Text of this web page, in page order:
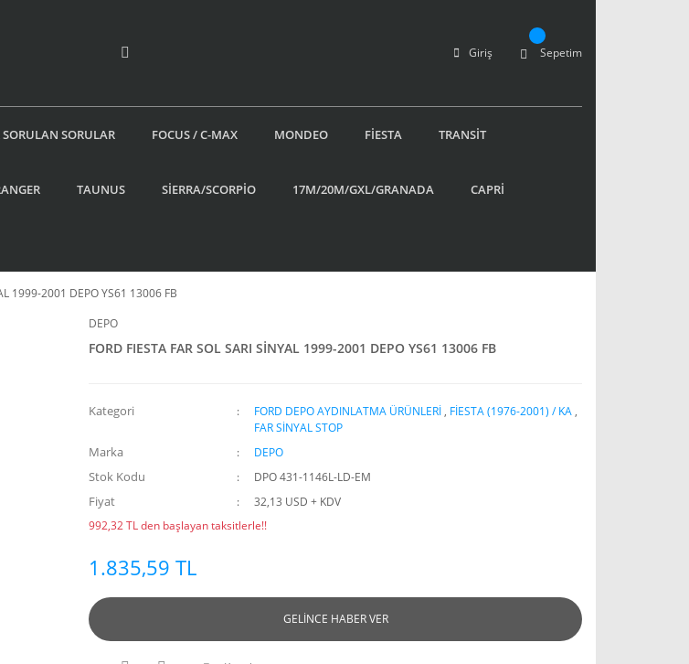
Giriş Sepetim
SORULAN SORULAR FOCUS / C-MAX MONDEO FİESTA TRANSİT
TAUNUS SİERRA/SCORPİO 17M/20M/GXL/GRANADA CAPRİ
1999-2001 DEPO YS61 13006 FB
DEPO
FORD FIESTA FAR SOL SARI SİNYAL 1999-2001 DEPO YS61 13006 FB
Kategori FORD DEPO AYDINLATMA ÜRÜNLERİ , FİESTA (1976-2001) / KA ,
FAR SİNYAL STOP
Marka DEPO
Stok Kodu DPO 431-1146L-LD-EM
Fiyat
32,13 USD + KDV
992,32 TL den başlayan taksitlerle!!
1.835,59 TL
GELİNCE HABER VER